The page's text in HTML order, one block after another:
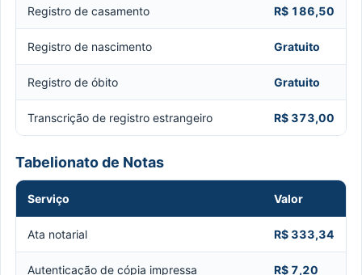
Registro de casamento R$ 186,50
Registro de nascimento Gratuito
Registro de óbito Gratuito
Transcrição de registro estrangeiro R$ 373,00
Tabelionato de Notas
Serviço Valor
Ata notarial R$ 333,34
Autenticação de cópia impressa R$ 7,20